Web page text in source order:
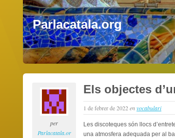
Parlacatala.org
per
Parlacatala.or
Els objectes
1 de febrer de 2022envocabulari
Les discoteques són llocs
una atmosfera adequada per al